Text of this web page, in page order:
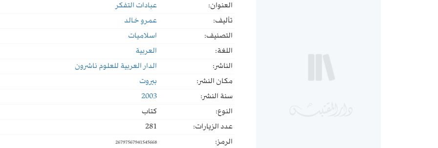
العنوان:
عبادات التفكر
تأليف:
عمرو خالد
التصنيف:
اسلاميات
اللغة:
العربية
الناشر:
الدار العربية للعلوم ناشرون
مكان النشر:
بيروت
سنة النشر:
2003
النوع:
كتاب
عدد الزيارات:
281
الرمز:
26797567941545668